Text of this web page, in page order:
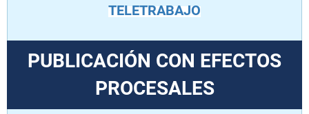
TELETRABAJO
PUBLICACIÓN CON EFECTOS
PROCESALES